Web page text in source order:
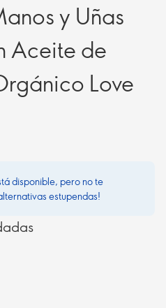
y Uñas
Aceite de
Love
disponible, pero no te
estupendas!